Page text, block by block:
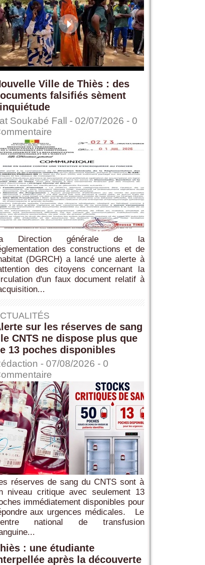
Ville de Thiès : des
falsifiés sèment
Soukabé Fall - 02/07/2026 - 0
Direction générale de la
des constructions et de
(DGRCH) a lancé une alerte à
des citoyens concernant la
d'un faux document relatif à
sur les réserves de sang
CNTS ne dispose plus que
13 poches disponibles
- 07/08/2026 - 0
réserves de sang du CNTS sont à
niveau critique avec seulement 13
immédiatement disponibles pour
aux urgences médicales. Le
national de transfusion
: une étudiante
après la découverte